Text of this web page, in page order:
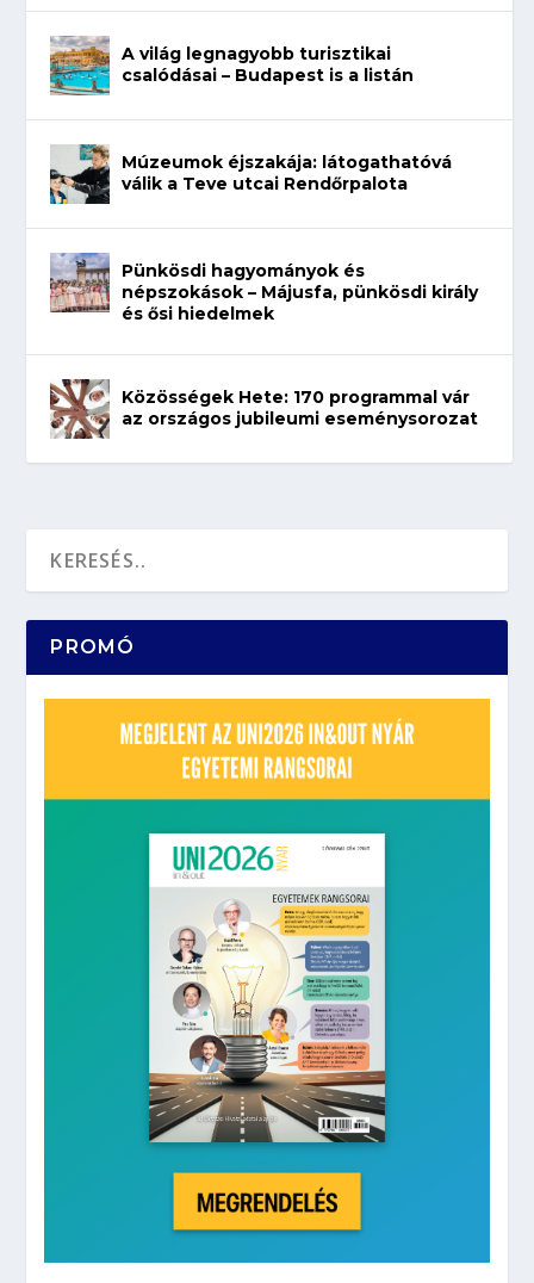
A világ legnagyobb turisztikai
csalódásai – Budapest is a listán
Múzeumok éjszakája: látogathatóvá
válik a Teve utcai Rendőrpalota
Pünkösdi hagyományok és
népszokások – Májusfa, pünkösdi király
és ősi hiedelmek
Közösségek Hete: 170 programmal vár
az országos jubileumi eseménysorozat
PROMÓ